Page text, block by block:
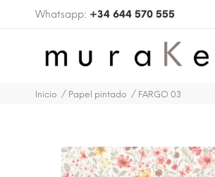
Whatsapp: +34 644 570 555
Inicio Papel pintado FARGO 03